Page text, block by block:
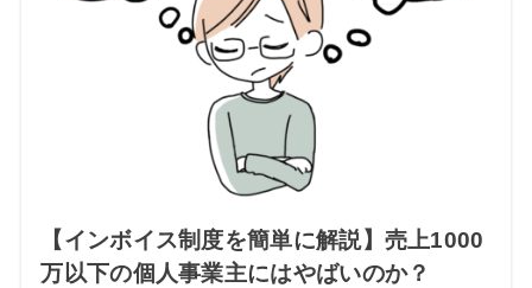
【インボイス制度を簡単に解説】売上1000
万以下の個人事業主にはやばいのか？